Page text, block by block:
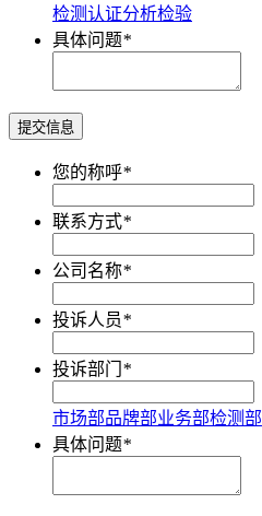
检测认证分析检验
具体问题*
提交信息
您的称呼*
联系方式*
公司名称*
投诉人员*
投诉部门 *
市场部品牌部业务部检测部
具体问题*